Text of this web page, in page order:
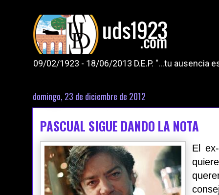
09/02/1923 - 18/06/2013 D.E.P. "...tu ausencia
domingo, 23 de diciembre de 2012
PASCUAL SIGUE DANDO LA NOTA
El